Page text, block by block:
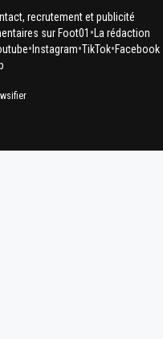
recrutement et publicité
sur Foot01 •La rédaction
• Instagram•TikTok•Facebook